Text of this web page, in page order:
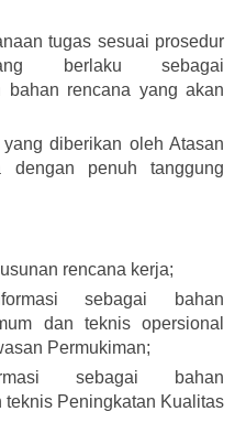
tugas sesuai prosedur
berlaku sebagai
bahan rencana yang akan
diberikan oleh Atasan
dengan penuh tanggung
rencana kerja;
sebagai bahan
dan teknis opersional
Permukiman;
sebagai bahan
Peningkatan Kualitas